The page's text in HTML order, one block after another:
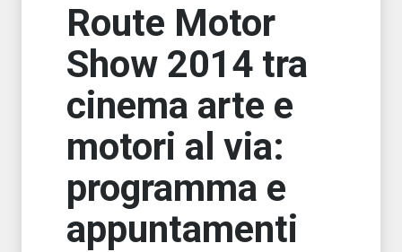
Route Motor
Show 2014 tra
cinema arte e
motori al via:
programma e
appuntamenti